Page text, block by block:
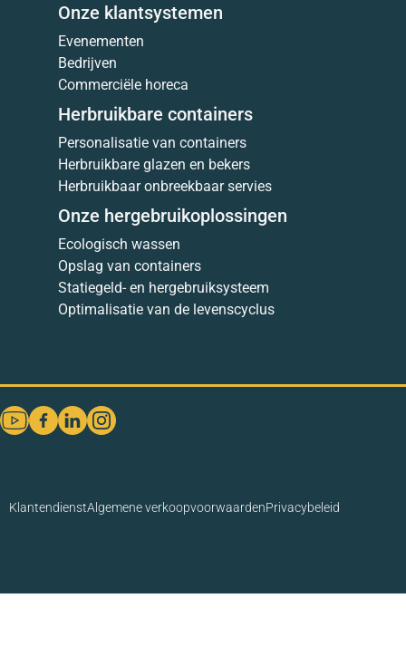
Onze klantsystemen
Evenementen
Bedrijven
Commerciële horeca
Herbruikbare containers
Personalisatie van containers
Herbruikbare glazen en bekers
Herbruikbaar onbreekbaar servies
Onze hergebruikoplossingen
Ecologisch wassen
Opslag van containers
Statiegeld- en hergebruiksysteem
Optimalisatie van de levenscyclus
KlantendienstAlgemene verkoopvoorwaardenPrivacybeleid